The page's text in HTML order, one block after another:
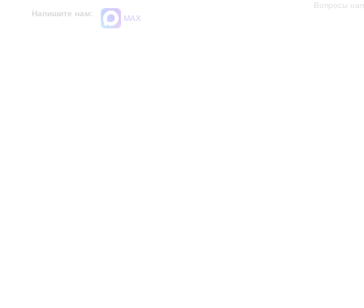
Напишите нам:
MAX
Вопросы